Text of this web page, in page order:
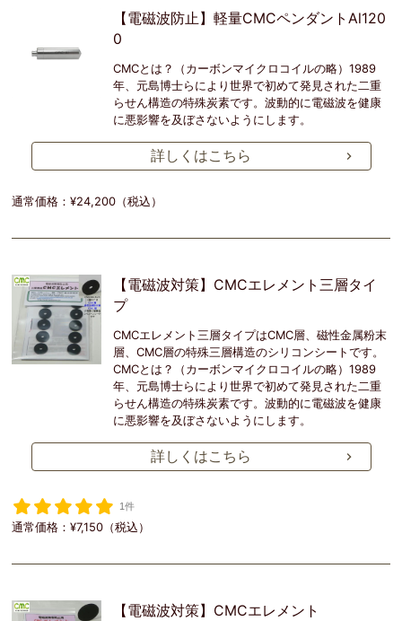
【電磁波防止】軽量CMCペンダントAl120
0
CMCとは？（カーボンマイクロコイルの略）1989
年、元島博士らにより世界で初めて発見された二重
らせん構造の特殊炭素です。波動的に電磁波を健康
に悪影響を及ぼさないようにします。
詳しくはこちら
通常価格：¥24,200（税込）
【電磁波対策】CMCエレメント三層タイ
プ
CMCエレメント三層タイプはCMC層、磁性金属粉末
層、CMC層の特殊三層構造のシリコンシートです。
CMCとは？（カーボンマイクロコイルの略）1989
年、元島博士らにより世界で初めて発見された二重
らせん構造の特殊炭素です。波動的に電磁波を健康
に悪影響を及ぼさないようにします。
詳しくはこちら
1件
通常価格：¥7,150（税込）
【電磁波対策】CMCエレメント